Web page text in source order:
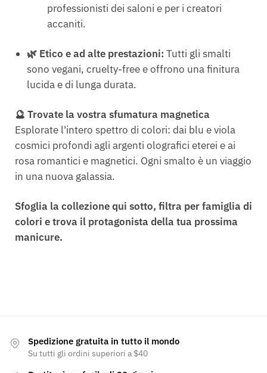
professionisti dei saloni e per i creatori
accaniti.
🌿 Etico e ad alte prestazioni: Tutti gli smalti
sono vegani, cruelty-free e offrono una finitura
lucida e di lunga durata.
🔮 Trovate la vostra sfumatura magnetica
Esplorate l'intero spettro di colori: dai blu e viola
cosmici profondi agli argenti olografici eterei e ai
rosa romantici e magnetici. Ogni smalto è un viaggio
in una nuova galassia.
Sfoglia la collezione qui sotto, filtra per famiglia di
colori e trova il protagonista della tua prossima
manicure.
Spedizione gratuita in tutto il mondo
Su tutti gli ordini superiori a $40